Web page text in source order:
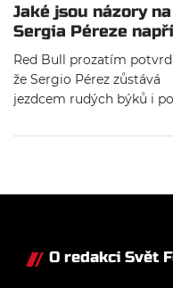
Jaké jsou názory na
Sergia Péreze
paddockem?
Red Bull prozatím
že Sergio Pérez zůstává
jezdcem rudých býků i po
vám pohled napříč
reakci Christiana
O redakci Svět